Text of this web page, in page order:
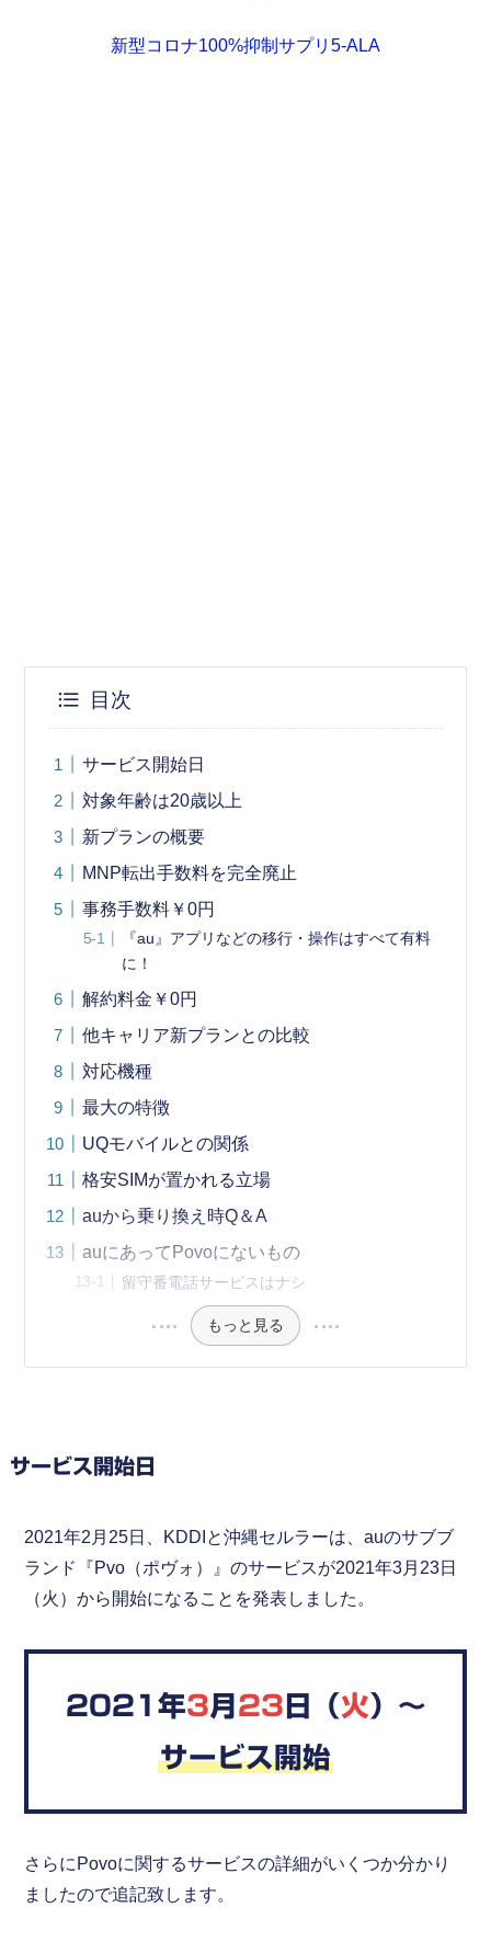
新型コロナ100%抑制サプリ5-ALA
目次
サービス開始日
対象年齢は20歳以上
新プランの概要
MNP転出手数料を完全廃止
事務手数料￥0円
『au』アプリなどの移行・操作はすべて有料
に！
解約料金￥0円
他キャリア新プランとの比較
対応機種
最大の特徴
UQモバイルとの関係
格安SIMが置かれる立場
auから乗り換え時Q＆A
auにあってPovoにないもの
留守番電話サービスはナシ
もっと見る
サービス開始日
2021年2月25日、KDDIと沖縄セルラーは、auのサブブ
ランド『Pvo（ポヴォ）』のサービスが2021年3月23日
（火）から開始になることを発表しました。
2021年3月 23 日（火）～
サービス開始
さらにPovoに関するサービスの詳細がいくつか分かり
ましたので追記致します。